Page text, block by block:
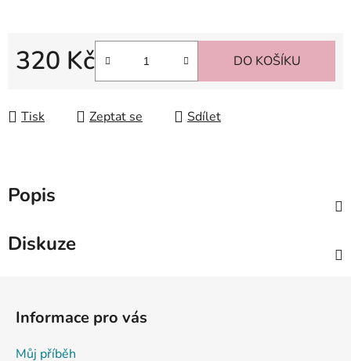
320 Kč DO KOŠÍKU
Tisk Zeptat se Sdílet
Popis
Diskuze
Informace pro vás
Můj příběh